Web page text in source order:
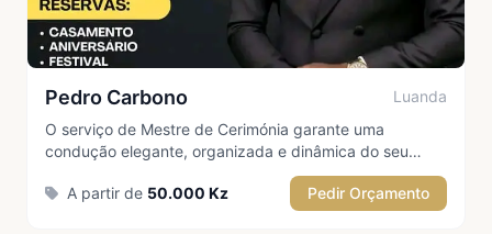
Pedro Carbono
Luanda
O serviço de Mestre de Cerimónia garante uma
condução elegante, organizada e dinâmica do seu
evento, assegurando que cada momento decorra
conforme o planeado e proporcionando uma
experiência memorável para todos os convidados.
A partir de 50.000 Kz Pedir Orçamento